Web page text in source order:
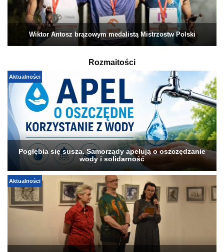
Wiktor Antosz brązowym medalistą Mistrzostw Polski
Rozmaitości
Aktualności
Pogłębia się susza. Samorządy apelują o oszczędzanie
wody i solidarność
Aktualności